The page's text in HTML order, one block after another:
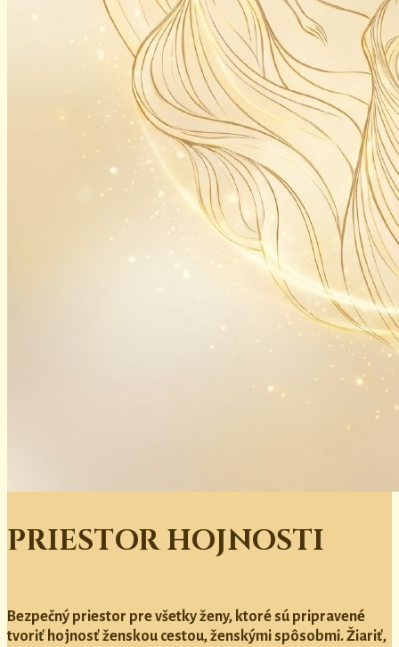
PRIESTOR HOJNOSTI
Bezpečný priestor pre všetky ženy, ktoré sú pripravené
tvoriť hojnosť ženskou cestou, ženskými spôsobmi. Žiariť,